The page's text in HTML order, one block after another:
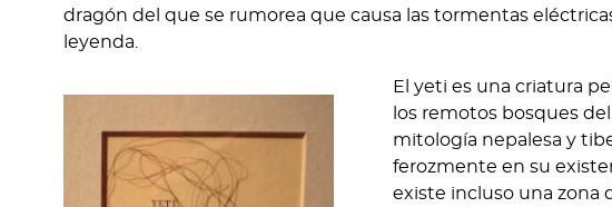
dragón del que se rumorea que causa las tormentas
leyenda.
El yeti es una criatura
los remotos bosques
mitología nepalesa y
ferozmente en su
existe incluso una zona